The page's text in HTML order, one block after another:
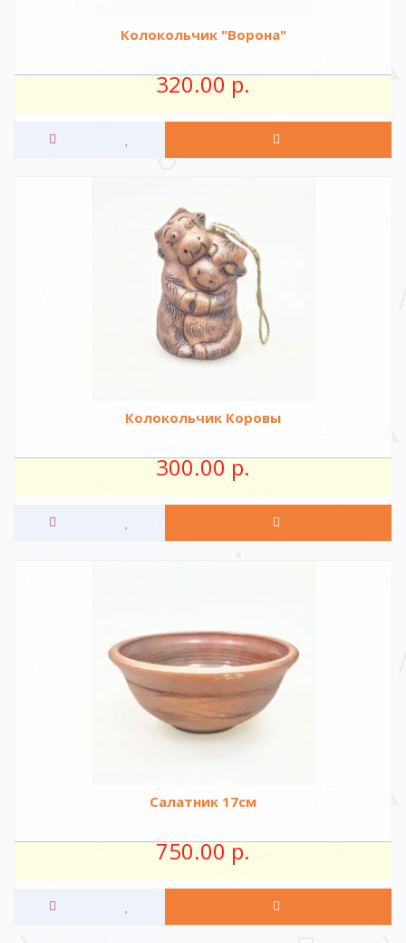
Колокольчик "Ворона"
320.00 р.
Колокольчик Коровы
300.00 р.
Салатник 17см
750.00 р.